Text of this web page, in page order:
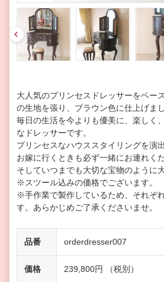
pre
v
大人気のプリンセスドレッサーをベー
の生地を張り、ブラウン色に仕上げまし
毎日の生活を今よりも優美に、楽しく
なドレッサーです。
プリンセスなハウススタイリングを演
お嫁に行くときも必ず一緒にお連れくだ
そしていつまでも大切な宝物のように
※スツール込みの価格でございます。
※手作業で製作しているため、それぞ
す。あらかじめご了承くださいませ。
品番 orderdresser007
価格 239,800円 （税別）